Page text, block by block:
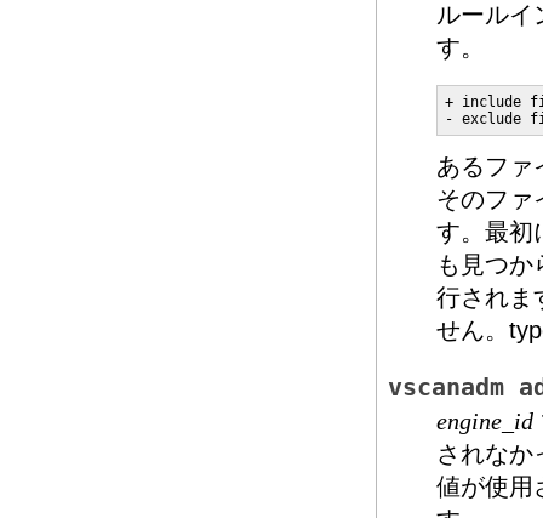
ルールイ
す。
+ include
- exclude
あるファ
そのファ
す。最初
も見つか
行されま
せん。
vscanadm
engine_id
されなか
値が使用